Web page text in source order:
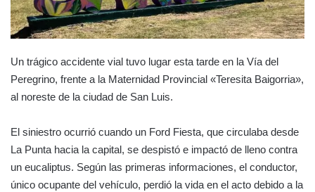
Un trágico accidente vial tuvo lugar esta tarde en la Vía del
Peregrino, frente a la Maternidad Provincial «Teresita Baigorria»,
al noreste de la ciudad de San Luis.
El siniestro ocurrió cuando un Ford Fiesta, que circulaba desde
La Punta hacia la capital, se despistó e impactó de lleno contra
un eucaliptus. Según las primeras informaciones, el conductor,
único ocupante del vehículo, perdió la vida en el acto debido a la